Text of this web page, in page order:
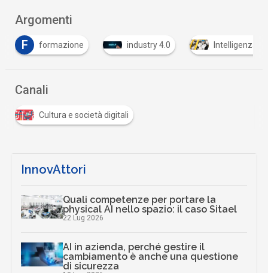
Argomenti
F
formazione industry 4.0 Intelligenza
Canali
Cultura e società digitali
InnovAttori
Quali competenze per portare la
physical AI nello spazio: il caso Sitael
22 Lug 2026
AI in azienda, perché gestire il
cambiamento è anche una questione
di sicurezza